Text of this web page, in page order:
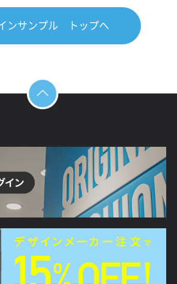
ンサンプル トップへ